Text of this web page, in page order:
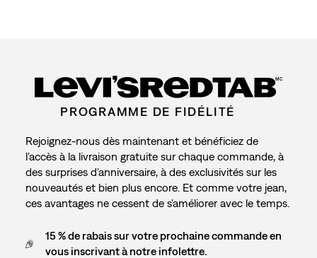
PROGRAMME DE FIDÉLITÉ
MC
Rejoignez-nous dès maintenant et bénéficiez de
l’accès à la livraison gratuite sur chaque commande, à
des surprises d'anniversaire, à des exclusivités sur les
nouveautés et bien plus encore. Et comme votre jean,
ces avantages ne cessent de s'améliorer avec le temps.
15 % de rabais sur votre prochaine commande en
vous inscrivant à notre infolettre.